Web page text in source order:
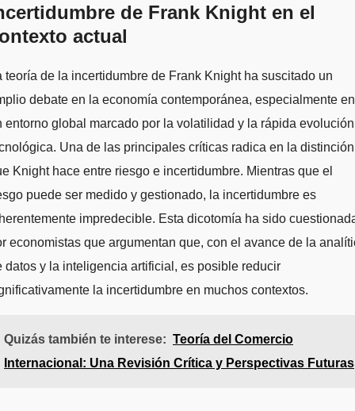
de Frank Knight en el
actual
teoría de la incertidumbre de Frank Knight ha suscitado un
debate en la economía contemporánea, especialmente en
entorno global marcado por la volatilidad y la rápida evolución
Una de las principales críticas radica en la distinción
Knight hace entre riesgo e incertidumbre. Mientras que el
puede ser medido y gestionado, la incertidumbre es
impredecible. Esta dicotomía ha sido
economistas que argumentan que, con el avance de la
datos y la inteligencia artificial, es posible reducir
la incertidumbre en muchos contextos.
Quizás también te interese: Teoría del Comercio
Internacional: Una Revisión Crítica y Perspectivas Futuras